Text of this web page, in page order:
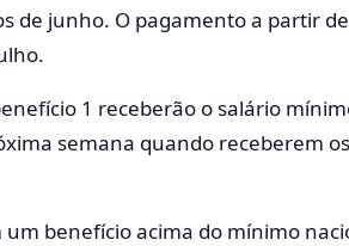
de junho. O pagamento a partir
1 receberão o salário
semana quando receberem
benefício acima do mínimo